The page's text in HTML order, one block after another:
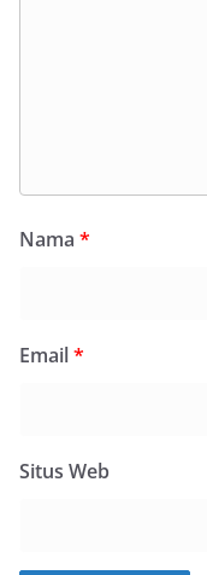
Nama *
Email*
Situs Web